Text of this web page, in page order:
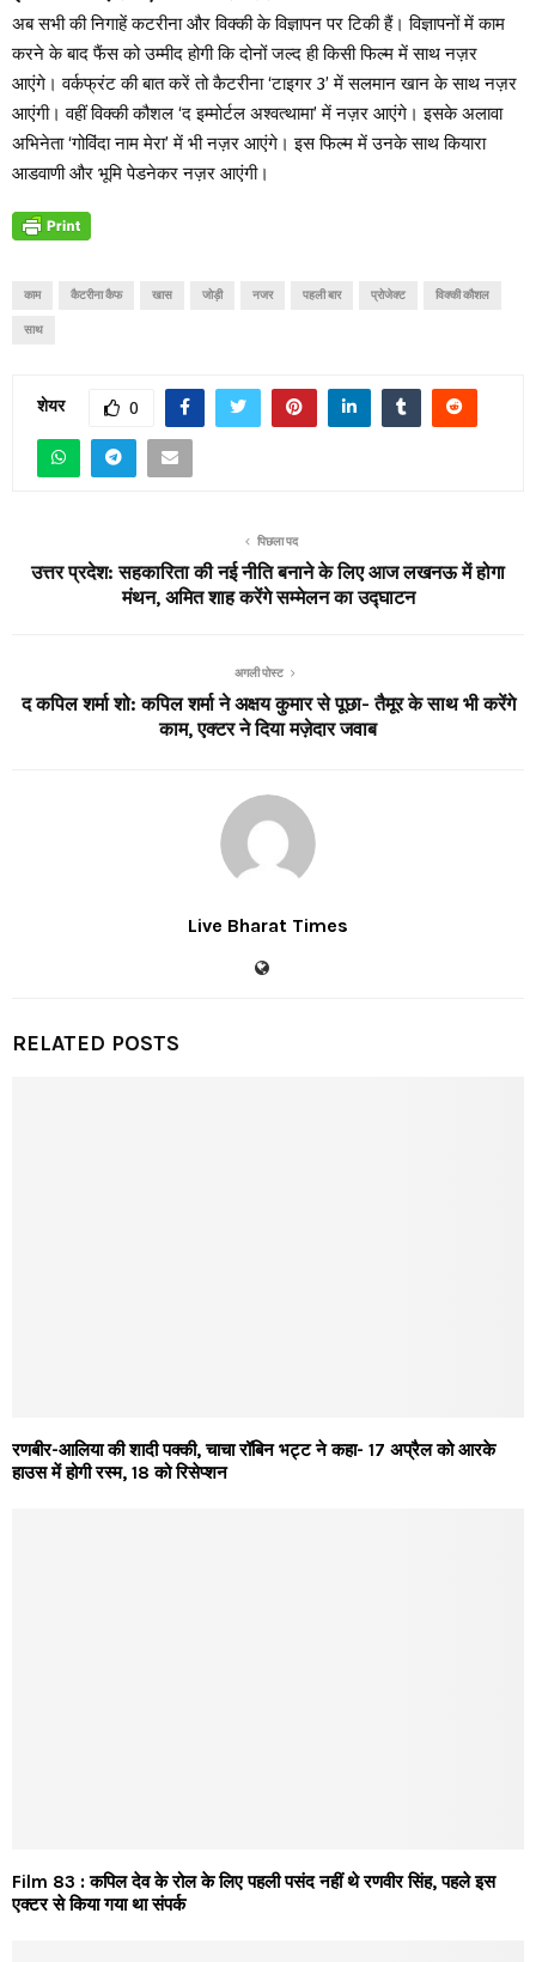
अब सभी की निगाहें कटरीना और विक्की के विज्ञापन पर टिकी हैं। विज्ञापनों में काम
करने के बाद फैंस को उम्मीद होगी कि दोनों जल्द ही किसी फिल्म में साथ नज़र
आएंगे। वर्कफ्रंट की बात करें तो कैटरीना ‘टाइगर 3’ में सलमान खान के साथ नज़र
आएंगी। वहीं विक्की कौशल ‘द इम्मोर्टल अश्वत्थामा’ में नज़र आएंगे। इसके अलावा
अभिनेता ‘गोविंदा नाम मेरा’ में भी नज़र आएंगे। इस फिल्म में उनके साथ कियारा
आडवाणी और भूमि पेडनेकर नज़र आएंगी।
काम कैटरीना कैफ खास जोड़ी नजर पहली बार प्रोजेक्ट विक्की कौशल
साथ
शेयर 0
पिछला पद
उत्तर प्रदेश: सहकारिता की नई नीति बनाने के लिए आज लखनऊ में होगा
मंथन, अमित शाह करेंगे सम्मेलन का उद्घाटन
अगली पोस्ट
द कपिल शर्मा शो: कपिल शर्मा ने अक्षय कुमार से पूछा- तैमूर के साथ भी करेंगे
काम, एक्टर ने दिया मज़ेदार जवाब
Live Bharat Times
RELATED POSTS
रणबीर-आलिया की शादी पक्की, चाचा रॉबिन भट्ट ने कहा- 17 अप्रैल को आरके
हाउस में होगी रस्म, 18 को रिसेप्शन
Film 83 : कपिल देव के रोल के लिए पहली पसंद नहीं थे रणवीर सिंह, पहले इस
एक्टर से किया गया था संपर्क